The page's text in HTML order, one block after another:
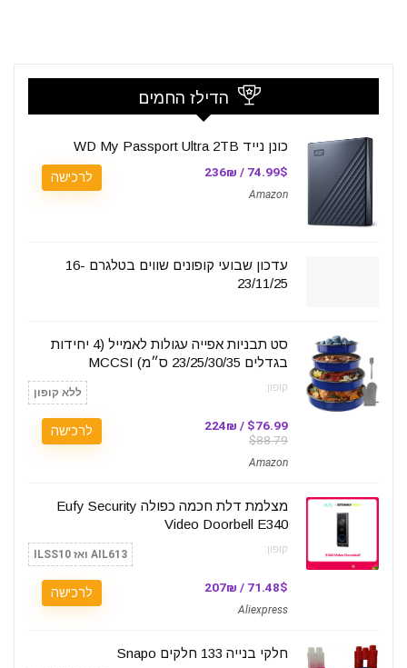
הדילז החמים
כונן נייד WD My Passport Ultra 2TB
74.99$ / 236₪
Amazon
לרכישה
עדכון שבועי קופונים שווים בטלגרם 16-
23/11/25
סט תבניות אפייה עגולות לאמייל (4 יחידות
בגדלים 23/25/30/35 ס״מ) MCCSI
קופון: ללא קופון
$76.99 / 224₪
$88.79
Amazon
לרכישה
מצלמת דלת חכמה כפולה Eufy Security
Video Doorbell E340
קופון: AIL613 ואז ILSS10
71.48$ / 207₪
Aliexpress
לרכישה
חלקי בנייה 133 חלקים Snapo